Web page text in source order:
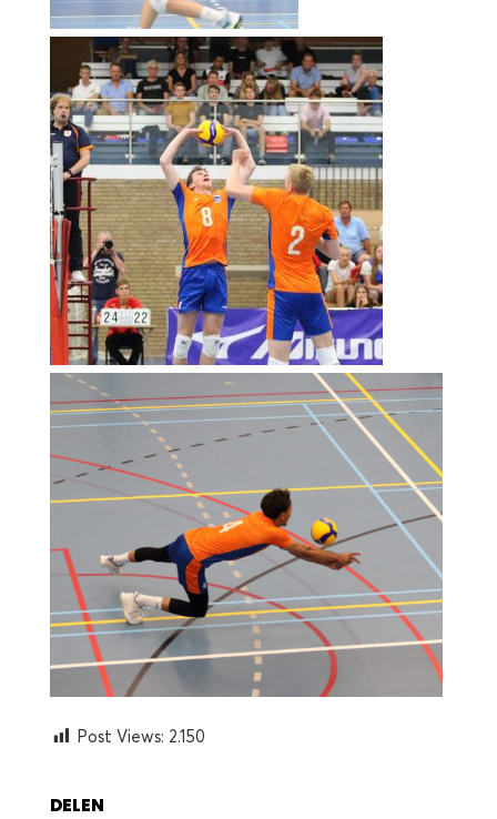
Post Views: 2.150
DELEN